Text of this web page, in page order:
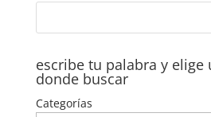
escribe tu palabra y elige
donde buscar
Categorías